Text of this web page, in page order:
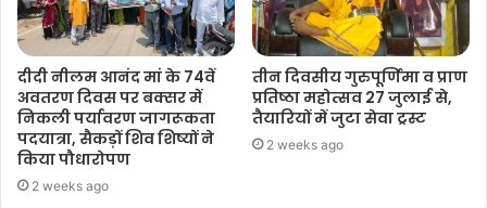
दीदी नीलम आनंद मां के 74वें
अवतरण दिवस पर बक्सर में
निकली पर्यावरण जागरूकता
पदयात्रा, सैकड़ों शिव शिष्यों ने
किया पौधारोपण
2 weeks ago
तीन दिवसीय गुरुपूर्णिमा व प्राण
प्रतिष्ठा महोत्सव 27 जुलाई से,
तैयारियों में जुटा सेवा ट्रस्ट
2 weeks ago